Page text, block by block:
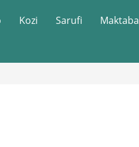
Kozi Sarufi Maktaba